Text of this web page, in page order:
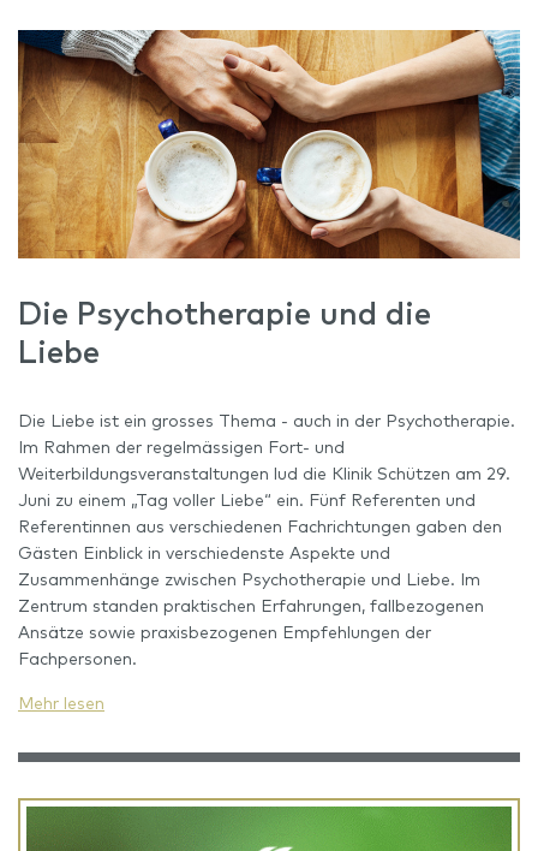
Die Psychotherapie und die
Liebe
Die Liebe ist ein grosses Thema - auch in der Psychotherapie.
Im Rahmen der regelmässigen Fort- und
Weiterbildungsveranstaltungen lud die Klinik Schützen am 29.
Juni zu einem „Tag voller Liebe“ ein. Fünf Referenten und
Referentinnen aus verschiedenen Fachrichtungen gaben den
Gästen Einblick in verschiedenste Aspekte und
Zusammenhänge zwischen Psychotherapie und Liebe. Im
Zentrum standen praktischen Erfahrungen, fallbezogenen
Ansätze sowie praxisbezogenen Empfehlungen der
Fachpersonen.
Mehr lesen